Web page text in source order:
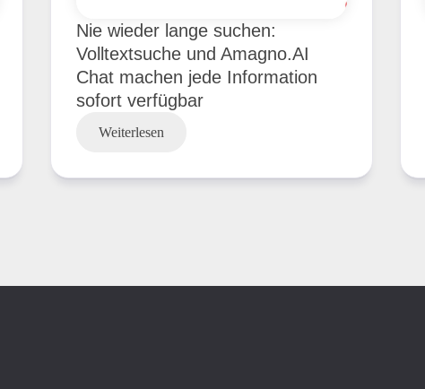
Nie wieder lange suchen:
Volltextsuche und Amagno.AI
Chat machen jede Information
sofort verfügbar
Weiterlesen